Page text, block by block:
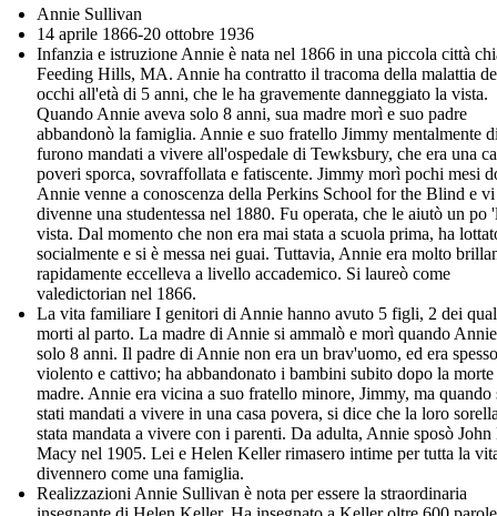
Annie Sullivan
14 aprile 1866-20 ottobre 1936
Infanzia e istruzione Annie è nata nel 1866 in una piccola città
Feeding Hills, MA. Annie ha contratto il tracoma della malattia
occhi all'età di 5 anni, che le ha gravemente danneggiato la vista.
Quando Annie aveva solo 8 anni, sua madre morì e suo padre
abbandonò la famiglia. Annie e suo fratello Jimmy mentalmente
furono mandati a vivere all'ospedale di Tewksbury, che era una
poveri sporca, sovraffollata e fatiscente. Jimmy morì pochi mesi
Annie venne a conoscenza della Perkins School for the Blind e vi
divenne una studentessa nel 1880. Fu operata, che le aiutò un po
vista. Dal momento che non era mai stata a scuola prima, ha
socialmente e si è messa nei guai. Tuttavia, Annie era molto
rapidamente eccelleva a livello accademico. Si laureò come
valedictorian nel 1866.
La vita familiare I genitori di Annie hanno avuto 5 figli, 2 dei
morti al parto. La madre di Annie si ammalò e morì quando
solo 8 anni. Il padre di Annie non era un brav'uomo, ed era spesso
violento e cattivo; ha abbandonato i bambini subito dopo la
madre. Annie era vicina a suo fratello minore, Jimmy, ma quando
stati mandati a vivere in una casa povera, si dice che la loro
stata mandata a vivere con i parenti. Da adulta, Annie sposò John
Macy nel 1905. Lei e Helen Keller rimasero intime per tutta la
divennero come una famiglia.
Realizzazioni Annie Sullivan è nota per essere la straordinaria